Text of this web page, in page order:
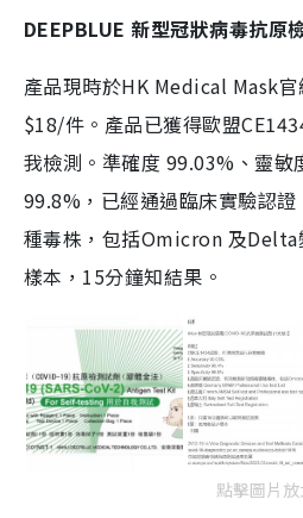
DEEPBLUE 新型冠狀病毒抗原
產品現時於HK Medical Mask
$18/件。產品已獲得歐盟
我檢測。準確度 99.03%、靈敏
99.8%，已經通過臨床實驗認
種毒株，包括Omicron 及Delta
樣本，15分鐘知結果。
點擊圖片放